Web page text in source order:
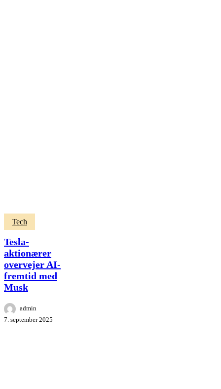
Tesla-
aktionærer
overvejer
AI-
fremtid
med
Musk
Tech
Tesla-
aktionærer
overvejer AI-
fremtid med
Musk
admin
7. september 2025